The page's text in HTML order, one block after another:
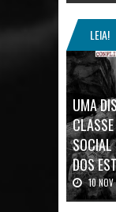
LEIA!
UMA
SOCIAL
DOS
10 NOV
Mais